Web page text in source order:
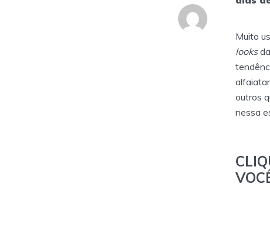
Muito
looks
outros
nessa
V